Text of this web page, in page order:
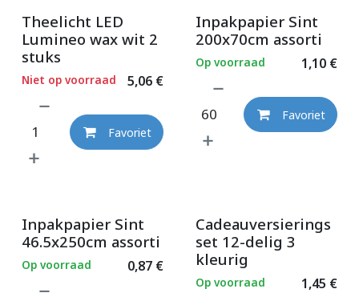
Theelicht LED
Lumineo wax wit 2
stuks
5,06€
Niet op voorraad
Favoriet
Inpakpapier Sint
200x70cm assorti
1,10€
Op voorraad
Favoriet
Inpakpapier Sint
46.5x250cm assorti
0,87€
Op voorraad
Cadeauversierings
set 12-delig 3
kleurig
1,45 €
Op voorraad